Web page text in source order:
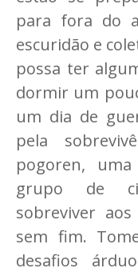
para fora do
escuridão e
possa ter
dormir um
um dia de
pela
pogoren,
grupo de
sobreviver
sem fim.
desafios